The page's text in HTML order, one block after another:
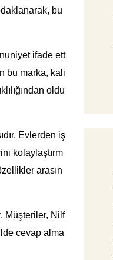
bu
ifade ett
bu marka, kali
oldu
Evlerden iş
kolaylaştırm
arasın
Müşteriler, Nilf
cevap alma